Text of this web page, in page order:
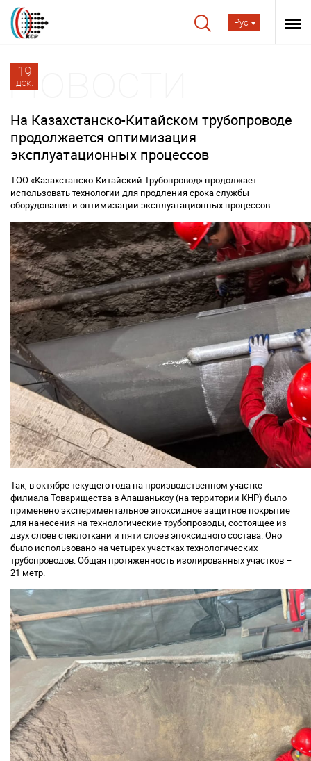
Рус
19
дек.
На Казахстанско-Китайском трубопроводе
продолжается оптимизация
эксплуатационных процессов
ТОО «Казахстанско-Китайский Трубопровод» продолжает
использовать технологии для продления срока службы
оборудования и оптимизации эксплуатационных процессов.
Так, в октябре текущего года на производственном участке
филиала Товарищества в Алашанькоу (на территории КНР) было
применено экспериментальное эпоксидное защитное покрытие
для нанесения на технологические трубопроводы, состоящее из
двух слоёв стеклоткани и пяти слоёв эпоксидного состава. Оно
было использовано на четырех участках технологических
трубопроводов. Общая протяженность изолированных участков –
21 метр.